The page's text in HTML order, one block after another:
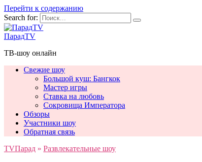
Перейти к содержанию
Search for:
ПарадTV
ТВ-шоу онлайн
Свежие шоу
Большой куш: Бангкок
Мастер игры
Ставка на любовь
Сокровища Императора
Обзоры
Участники шоу
Обратная связь
TVПарад » Развлекательные шоу